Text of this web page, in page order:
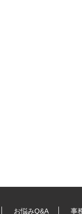
お悩みQ&A 事